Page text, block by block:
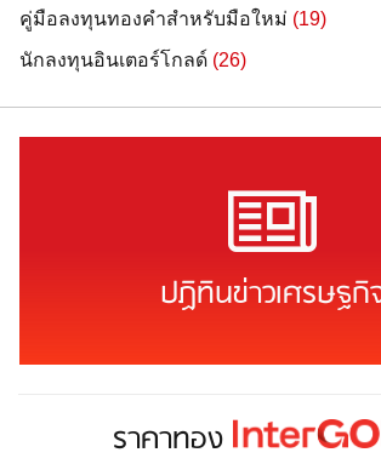
คู่มือลงทุนทองคำสำหรับมือใหม่ (19)
นักลงทุนอินเตอร์โกลด์ (26)
ปฏิทินข่าวเศรษฐกิ
ราคาทอง